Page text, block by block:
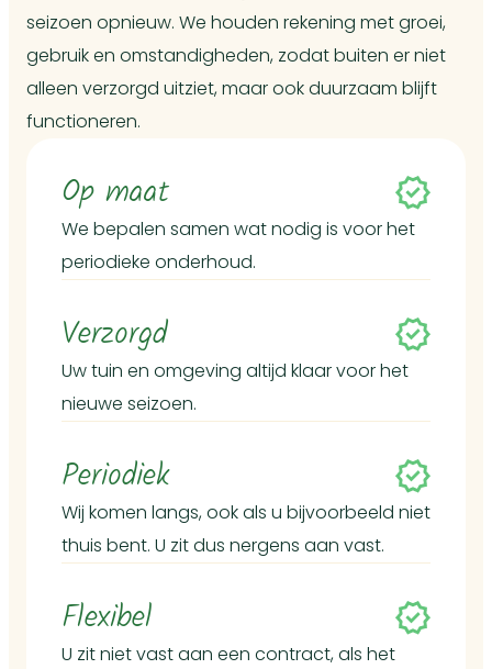
seizoen opnieuw. We houden rekening met groei,
gebruik en omstandigheden, zodat buiten er niet
alleen verzorgd uitziet, maar ook duurzaam blijft
functioneren.
Op maat
We bepalen samen wat nodig is voor het
periodieke onderhoud.
Verzorgd
Uw tuin en omgeving altijd klaar voor het
nieuwe seizoen.
Periodiek
Wij komen langs, ook als u bijvoorbeeld niet
thuis bent. U zit dus nergens aan vast.
Flexibel
U zit niet vast aan een contract, als het